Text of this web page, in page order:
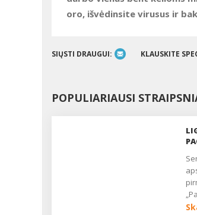
oro, išvėdinsite virusus ir
SIŲSTI DRAUGUI: KLAUSKITE
POPULIARIAUSI
Senais lakais pas gydytoją